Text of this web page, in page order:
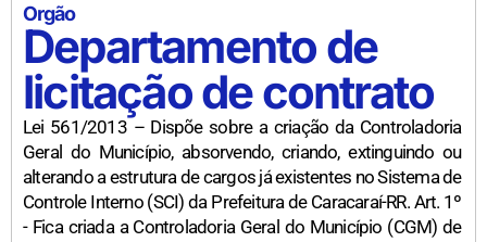
Orgão
Departamento de
licitação de contrato
Lei 561/2013 – Dispõe sobre a criação da Controladoria
Geral do Município, absorvendo, criando, extinguindo ou
alterando a estrutura de cargos já existentes no Sistema de
Controle Interno (SCI) da Prefeitura de Caracaraí-RR. Art. 1º
- Fica criada a Controladoria Geral do Município (CGM) de